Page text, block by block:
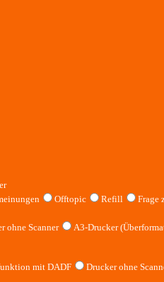
Offtopic Refill
Frage
ohne Scanner A3-Drucker
mit DADF
Drucker ohne